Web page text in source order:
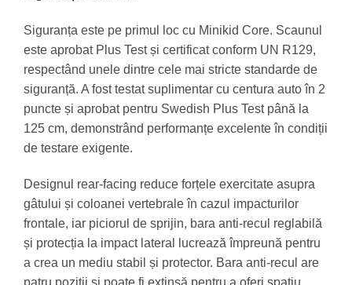
Siguranța este pe primul loc cu Minikid Core. Scaunul
este aprobat Plus Test și certificat conform UN R129,
respectând unele dintre cele mai stricte standarde de
siguranță. A fost testat suplimentar cu centura auto în 2
puncte și aprobat pentru Swedish Plus Test până la
125 cm, demonstrând performanțe excelente în condiții
de testare exigente.
Designul rear-facing reduce forțele exercitate asupra
gâtului și coloanei vertebrale în cazul impacturilor
frontale, iar piciorul de sprijin, bara anti-recul reglabilă
și protecția la impact lateral lucrează împreună pentru
a crea un mediu stabil și protector. Bara anti-recul are
patru poziții și poate fi extinsă pentru a oferi spațiu